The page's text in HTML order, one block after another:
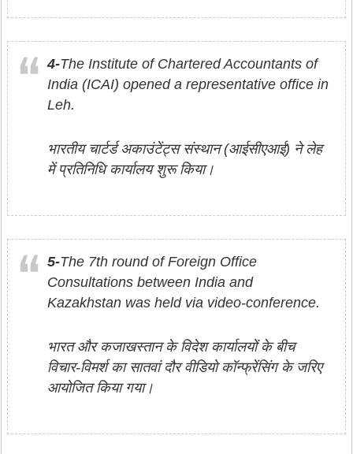
4-The Institute of Chartered Accountants of
India (ICAI) opened a representative office in
Leh.
भारतीय चार्टर्ड अकाउंटेंट्स संस्थान (आईसीएआई) ने लेह
में प्रतिनिधि कार्यालय शुरू किया।
5-The 7th round of Foreign Office
Consultations between India and
Kazakhstan was held via video-conference.
भारत और कजाखस्‍तान के विदेश कार्यालयों के बीच
विचार-विमर्श का सातवां दौर वीडियो कॉन्‍फ्रेंसिंग के जरिए
आयोजित किया गया।